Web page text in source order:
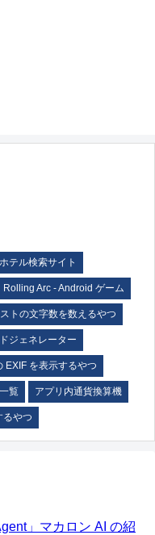
テル検索サイト
Rolling Arc - Android ゲーム
トの文字数を数えるやつ
ジェネレーター
EXIF を表示するやつ
覧 アプリ内通貨換算機
るやつ
」マカロン AI の紹